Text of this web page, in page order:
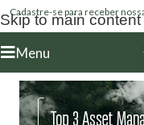
Skip to main content
Cadastre-se para receber
Menu